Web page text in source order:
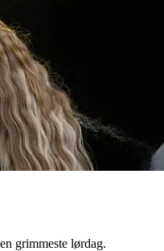
grimmeste lørdag.